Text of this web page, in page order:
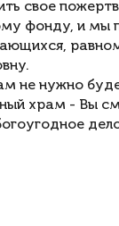
свое
фонду, и мы
не нужно
храм - Вы